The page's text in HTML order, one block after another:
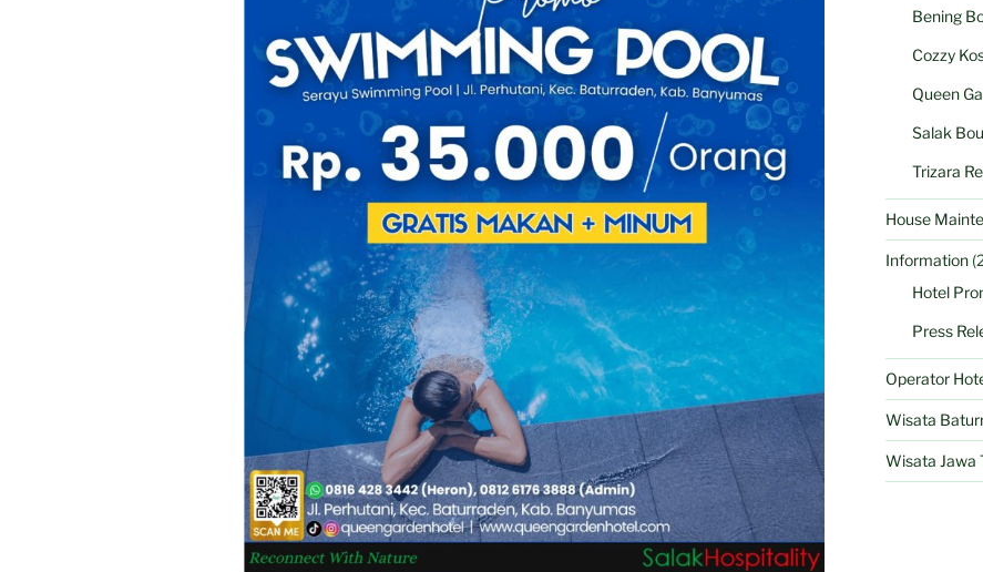
Bening
Cozzy
Queen
Salak
Trizara
House
Information
Hotel
Press
Operator
Wisata
Wisata Jawa